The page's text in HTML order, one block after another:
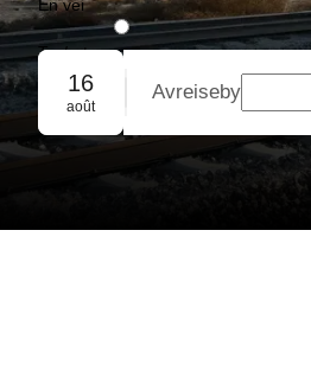
Én vei
Tur/retur
Gruppebooking
16
août
Avreiseby